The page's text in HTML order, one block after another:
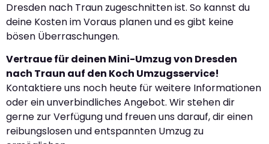
Dresden nach Traun zugeschnitten ist. So kannst du
deine Kosten im Voraus planen und es gibt keine
bösen Überraschungen.
Vertraue für deinen Mini-Umzug von Dresden
nach Traun auf den Koch Umzugsservice!
Kontaktiere uns noch heute für weitere Informationen
oder ein unverbindliches Angebot. Wir stehen dir
gerne zur Verfügung und freuen uns darauf, dir einen
reibungslosen und entspannten Umzug zu